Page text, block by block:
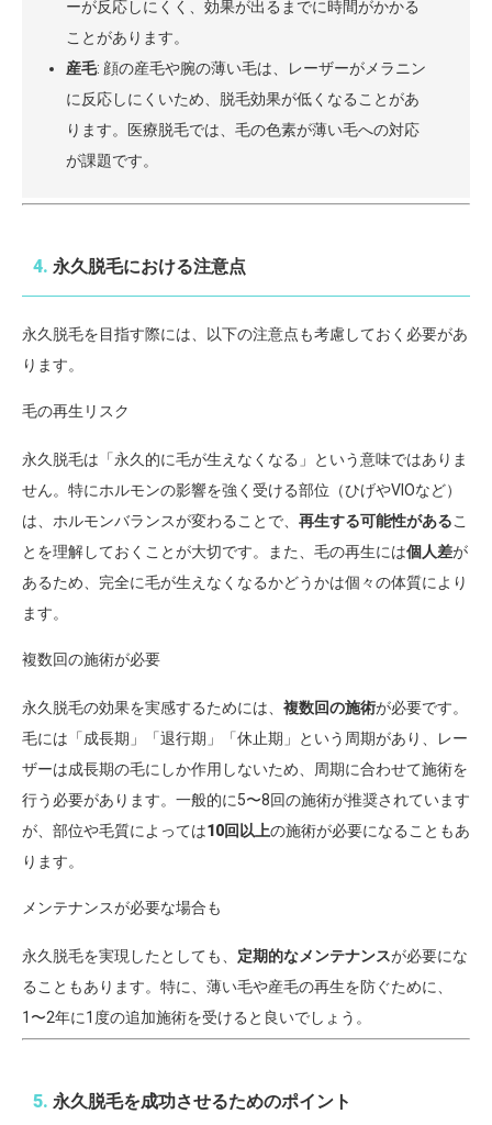
ーが反応しにくく、効果が出るまでに時間がかかる
ことがあります。
産毛: 顔の産毛や腕の薄い毛は、レーザーがメラニン
に反応しにくいため、脱毛効果が低くなることがあ
ります。医療脱毛では、毛の色素が薄い毛への対応
が課題です。
4. 永久脱毛における注意点
永久脱毛を目指す際には、以下の注意点も考慮しておく必要があ
ります。
毛の再生リスク
永久脱毛は「永久的に毛が生えなくなる」という意味ではありま
せん。特にホルモンの影響を強く受ける部位（ひげやVIOなど）
は、ホルモンバランスが変わることで、 再生する可能性があるこ
とを理解しておくことが大切です。また、毛の再生には個人差が
あるため、完全に毛が生えなくなるかどうかは個々の体質により
ます。
複数回の施術が必要
永久脱毛の効果を実感するためには、 複数回の施術が必要です。
毛には「成長期」「退行期」「休止期」という周期があり、レー
ザーは成長期の毛にしか作用しないため、周期に合わせて施術を
行う必要があります。一般的に5〜8回の施術が推奨されています
が、部位や毛質によっては10回以上の施術が必要になることもあ
ります。
メンテナンスが必要な場合も
永久脱毛を実現したとしても、 定期的なメンテナンスが必要にな
ることもあります。特に、薄い毛や産毛の再生を防ぐために、
1〜2年に1度の追加施術を受けると良いでしょう。
5. 永久脱毛を成功させるためのポイント